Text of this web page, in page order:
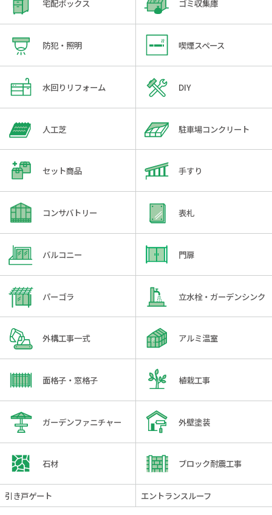
宅配ボックス ゴミ収集庫
防犯・照明 喫煙スペース
水回りリフォーム DIY
人工芝 駐車場コンクリート
セット商品 手すり
コンサバトリー 表札
バルコニー 門扉
パーゴラ 立水栓・ガーデンシンク
外構工事一式 アルミ温室
面格子・窓格子 植栽工事
ガーデンファニチャー 外壁塗装
石材 ブロック耐震工事
引き戸ゲート エントランスルーフ